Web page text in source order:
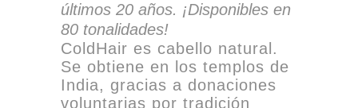
últimos 20 años. ¡Disponibles en
80 tonalidades!
ColdHair es cabello natural.
Se obtiene en los templos de
India, gracias a donaciones
voluntarias por tradición